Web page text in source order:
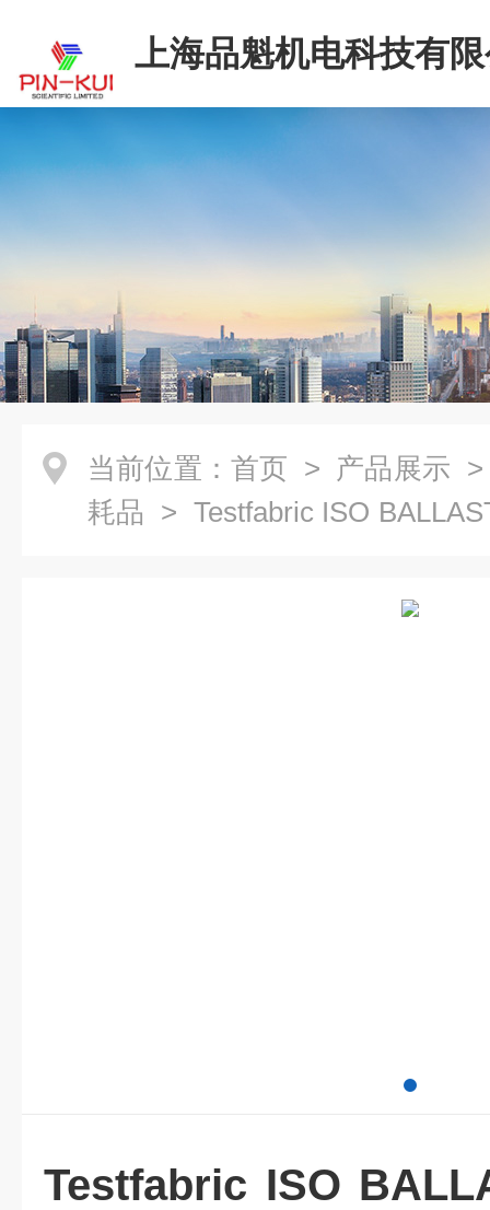
上海品魁机电科技有
当前位置： 首页 > 产品展示
耗品 > Testfabric ISO
Testfabric ISO